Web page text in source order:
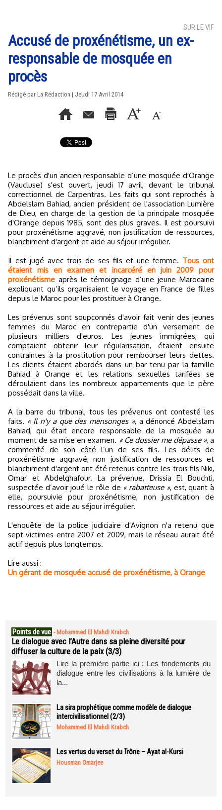
SUR LE VIF
Accusé de proxénétisme, un ex-
responsable de mosquée en
procès
Rédigé par La Rédaction | Jeudi 17 Avril 2014
Le procès d'un ancien responsable d’une mosquée d'Orange
(Vaucluse) s'est ouvert, jeudi 17 avril, devant le tribunal
correctionnel de Carpentras. Les faits qui sont reprochés à
Abdelslam Bahiad, ancien président de l'association Lumière
de Dieu, en charge de la gestion de la principale mosquée
d'Orange depuis 1985, sont des plus graves. Il est poursuivi
pour proxénétisme aggravé, non justification de ressources,
blanchiment d'argent et aide au séjour irrégulier.
Il est jugé avec trois de ses fils et une femme. Tous ont
étaient mis en examen et incarcéré en juin 2009 pour
proxénétisme après le témoignage d’une jeune Marocaine
expliquant qu’ils organisaient le voyage en France de filles
depuis le Maroc pour les prostituer à Orange.
Les prévenus sont soupçonnés d'avoir fait venir des jeunes
femmes du Maroc en contrepartie d'un versement de
plusieurs milliers d'euros. Les jeunes immigrées, qui
comptaient obtenir leur régularisation, étaient ensuite
contraintes à la prostitution pour rembourser leurs dettes.
Les clients étaient abordés dans un bar tenu par la famille
Bahiad à Orange et les relations sexuelles tarifées se
déroulaient dans les nombreux appartements que le père
possédait dans la ville.
A la barre du tribunal, tous les prévenus ont contesté les
faits. « Il n'y a que des mensonges », a dénoncé Abdelslam
Bahiad, qui était encore responsable de la mosquée au
moment de sa mise en examen. « Ce dossier me dépasse », a
commenté de son côté l’un de ses fils. Les délits de
proxénétisme aggravé, non justification de ressources et
blanchiment d'argent ont été retenus contre les trois fils Niki,
Omar et Abdelghafour. La prévenue, Drissia El Bouchti,
suspectée d’avoir joué le rôle de « rabatteuse », est, quant à
elle, poursuivie pour proxénétisme, non justification de
ressources et aide au séjour irrégulier.
L'enquête de la police judiciaire d'Avignon n'a retenu que
sept victimes entre 2007 et 2009, mais le réseau aurait été
actif depuis plus longtemps.
Lire aussi :
Un gérant de mosquée accusé de proxénétisme, à Orange
Points de vue - Mohammed El Mahdi Krabch
Le dialogue avec l’Autre dans sa pleine diversité pour
diffuser la culture de la paix (3/3)
Lire la première partie ici : Les fondements du
dialogue entre les civilisations à la lumière de
la...
La sira prophétique comme modèle de dialogue
intercivilisationnel (2/3)
Mohammed El Mahdi Krabch
Les vertus du verset du Trône – Ayat al-Kursi
Housman Omarjee